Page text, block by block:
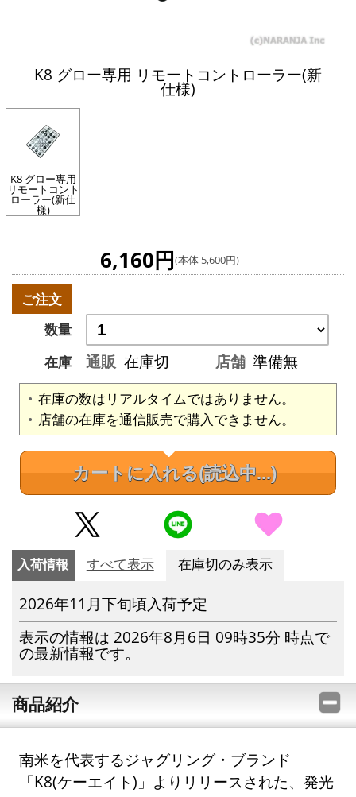
K8 グロー専用 リモートコントローラー(新
仕様)
K8 グロー専用
リモートコント
ローラー(新仕
様)
6,160円(本体 5,600円)
ご注文
数量
在庫
通販 在庫切 店舗 準備無
在庫の数はリアルタイムではありません。
店舗の在庫を通信販売で購入できません。
カートに入れる(読込中...)
入荷情報 すべて表示 在庫切のみ表示
2026年11月下旬頃入荷予定
表示の情報は 2026年8月6日 09時35分 時点で
の最新情報です。
商品紹介
南米を代表するジャグリング・ブランド
「K8(ケーエイト)」よりリリースされた、発光